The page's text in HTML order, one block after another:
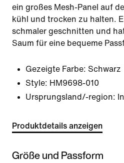
ein großes Mesh-Panel auf
kühl und trocken zu halten.
schmaler geschnitten und
Saum für eine bequeme
Gezeigte Farbe: Schwarz
Style: HM9698-010
Ursprungsland/-region:
Produktdetails anzeigen
Größe und Passform